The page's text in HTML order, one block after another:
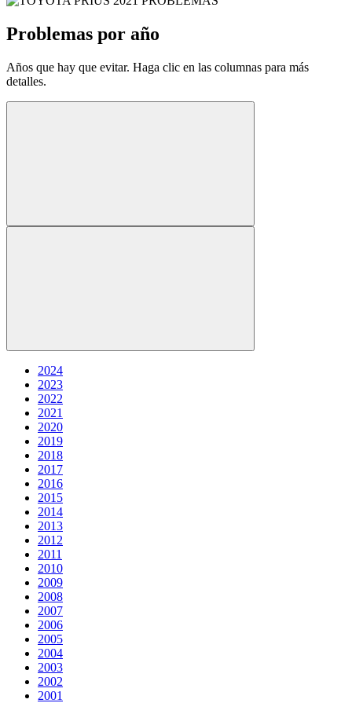
Problemas por año
Años que hay que evitar. Haga clic en las columnas para más
detalles.
2024
2023
2022
2021
2020
2019
2018
2017
2016
2015
2014
2013
2012
2011
2010
2009
2008
2007
2006
2005
2004
2003
2002
2001